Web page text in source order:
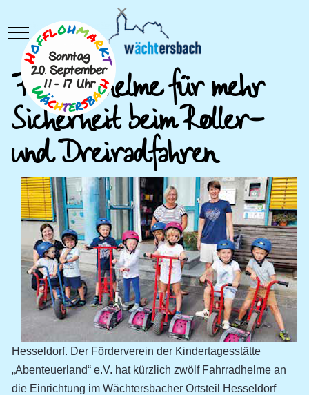
Mobile Menu Toggle
Fahrradhelme für mehr
Sicherheit beim Roller-
und Dreiradfahren
Hesseldorf. Der Förderverein der Kindertagesstätte
„Abenteuerland“ e.V. hat kürzlich zwölf Fahrradhelme an
die Einrichtung im Wächtersbacher Ortsteil Hesseldorf
×